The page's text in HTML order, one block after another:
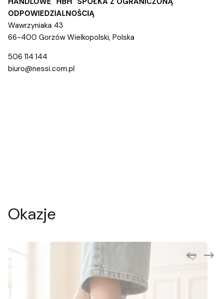
ODPOWIEDZIALNOŚCIĄ
Wawrzyniaka 43
66-400 Gorzów Wielkopolski, Polska
506 114 144
biuro@nessi.com.pl
Okazje